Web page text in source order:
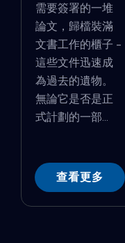
需要簽署的一堆
論文，歸檔裝滿
文書工作的櫃子 -
這些文件迅速成
為過去的遺物。
無論它是否是正
式計劃的一部...
查看更多